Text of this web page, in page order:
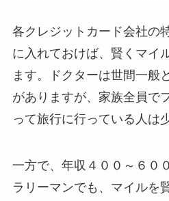
各クレジットカード会社の
に入れておけば、賢くマイ
ます。ドクターは世間一般
がありますが、家族全員で
って旅行に行っている人は
一方で、年収４００～６０
ラリーマンでも、マイルを